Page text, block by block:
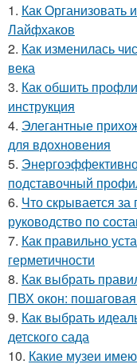
1. Как
Лайфхаков
2. Как изменилась
века
3. Как обшить
инструкция
4. Элегантные
для вдохновения
5.
подставочный
6. Что скрывается
руководство по
7. Как правильно
герметичности
8. Как выбрать
ПВХ окон: пошаговая
9. Как выбрать
детского сада
10. Какие музеи